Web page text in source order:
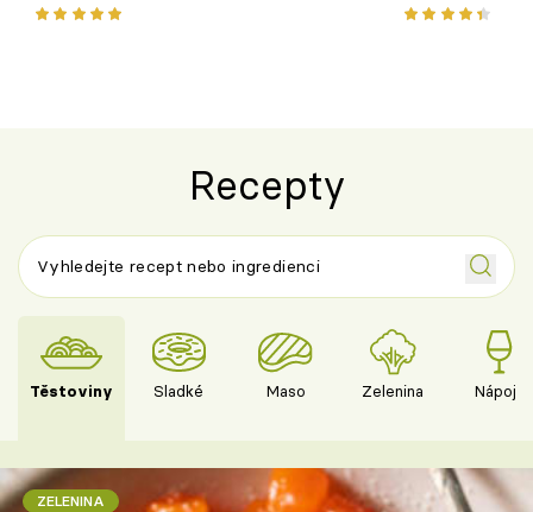
chuťovka z grilu
Recepty
Těstoviny Sladké Maso Zelenina Nápoje
ZELENINA